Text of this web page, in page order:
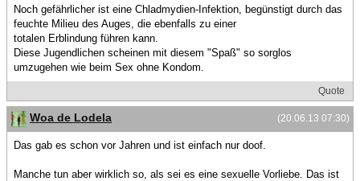
Noch gefährlicher ist eine Chladmydien-Infektion, begünstigt durch das
feuchte Milieu des Auges, die ebenfalls zu einer
totalen Erblindung führen kann.
Diese Jugendlichen scheinen mit diesem "Spaß" so sorglos
umzugehen wie beim Sex ohne Kondom.
Quote
(20.06.13 07:30)
Woa de Lodela
Das gab es schon vor Jahren und ist einfach nur doof.
Manche tun aber wirklich so, als sei es eine sexuelle Vorliebe. Das ist